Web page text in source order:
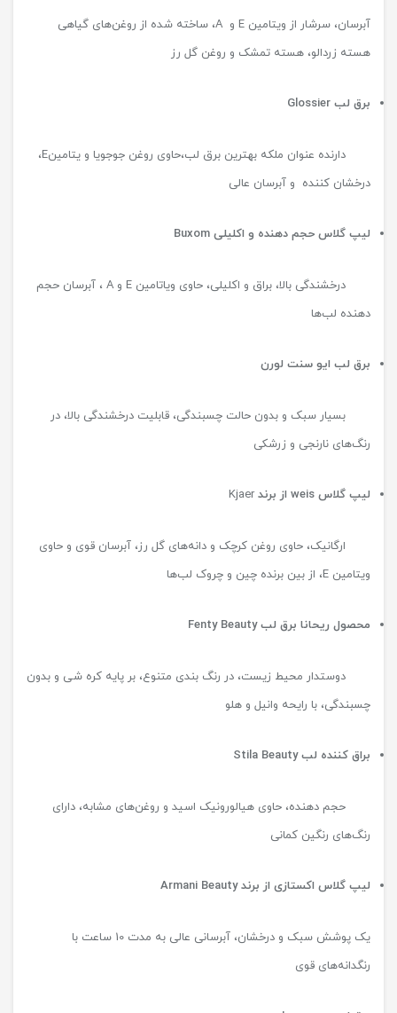
آبرسان، سرشار از ویتامین E و A، ساخته شده از روغن‌های گیاهی
هسته زردالو، هسته تمشک و روغن گل رز
برق لب Glossier
دارنده عنوان ملکه بهترین برق لب،حاوی روغن جوجویا و یتامینE،
درخشان کننده و آبرسان عالی
لیپ گلاس حجم دهنده و اکلیلی Buxom
درخشندگی بالا، براق و اکلیلی، حاوی ویاتامین E و A ، آبرسان حجم
دهنده لب‌ها
برق لب ایو سنت لورن
بسیار سبک و بدون حالت چسبندگی، قابلیت درخشندگی بالا، در
رنگ‌های نارنجی و زرشکی
لیپ گلاس weis از برند Kjaer
ارگانیک، حاوی روغن کرچک و دانه‌های گل رز، آبرسان قوی و حاوی
ویتامین E، از بین برنده چین و چروک لب‌ها
محصول ریحانا برق لبFenty Beauty
دوستدار محیط زیست، در رنگ بندی متنوع، بر پایه کره شی و بدون
چسبندگی، با رایحه وانیل و هلو
براق کننده لبStila Beauty
حجم دهنده، حاوی هیالورونیک اسید و روغن‌های مشابه، دارای
رنگ‎‌های رنگین کمانی
لیپ گلاس اکستازی از برندArmani Beauty
یک پوشش سبک و درخشان، آبرسانی عالی به مدت 10 ساعت با
رنگدانه‌های قوی